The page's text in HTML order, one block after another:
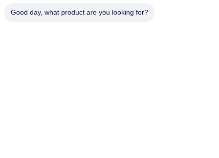
Good day, what product are you looking for?